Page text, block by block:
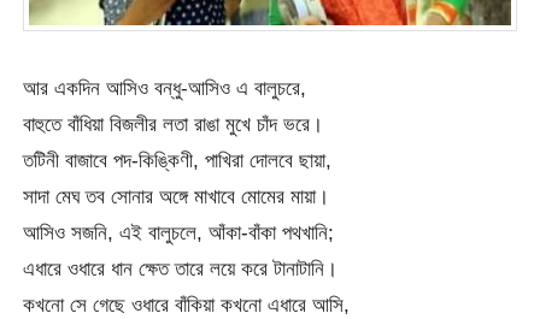
আর একদিন আসিও বন্ধু-আসিও এ বালুচরে,
বাহুতে বাঁধিয়া বিজলীর লতা রাঙা মুখে চাঁদ ভরে।
তটিনী বাজাবে পদ-কিঙ্কিণী, পাখিরা দোলবে ছায়া,
সাদা মেঘ তব সোনার অঙ্গে মাখাবে মোমের মায়া।
আসিও সজনি, এই বালুচলে, আঁকা-বাঁকা পথখানি;
এধারে ওধারে ধান ক্ষেত তারে লয়ে করে টানাটানি।
কখনো সে গেছে ওধারে বাঁকিয়া কখনো এধারে আসি,